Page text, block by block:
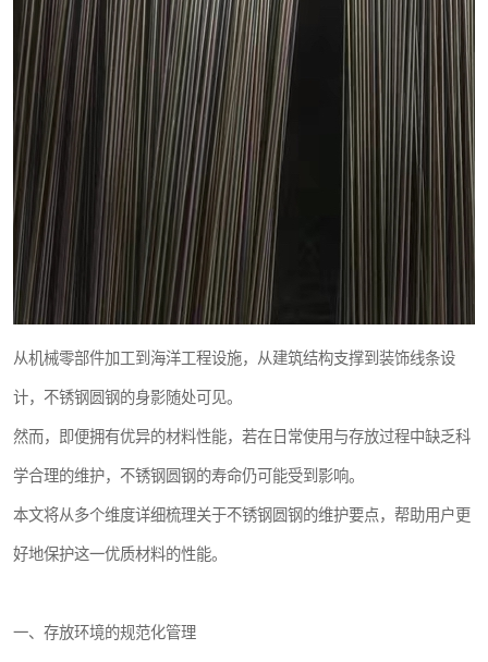
从机械零部件加工到海洋工程设施，从建筑结构支撑到装饰线条设
计，不锈钢圆钢的身影随处可见。
然而，即便拥有优异的材料性能，若在日常使用与存放过程中缺乏科
学合理的维护，不锈钢圆钢的寿命仍可能受到影响。
本文将从多个维度详细梳理关于不锈钢圆钢的维护要点，帮助用户更
好地保护这一优质材料的性能。
一、存放环境的规范化管理